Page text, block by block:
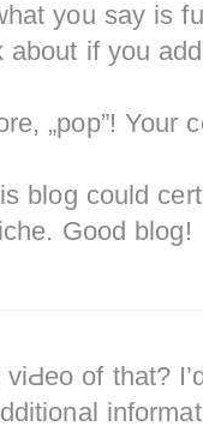
you say is
about if you
„pop”! Your
blog could
Good blog!
of that?